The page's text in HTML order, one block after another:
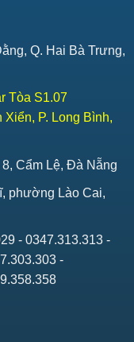
Q. Hai Bà Trưng,
Tòa S1.07
P. Long Bình,
Cẩm Lệ, Đà Nẵng
phường Lào Cai,
- 0347.313.313 -
-